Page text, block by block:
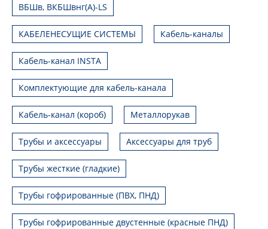
ВБШв, ВКБШвнг(А)-LS
КАБЕЛЕНЕСУЩИЕ СИСТЕМЫ Кабель-каналы
Кабель-канал INSTA
Комплектующие для кабель-канала
Кабель-канал (короб) Металлорукав
Трубы и аксессуары Аксессуары для труб
Трубы жесткие (гладкие)
Трубы гофрированные (ПВХ, ПНД)
Трубы гофрированные двустенные (красные ПНД)